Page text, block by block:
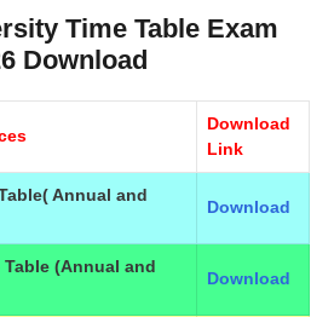
Time Table Exam
Download
Download
Link
Annual and
Download
Table (Annual and
Download